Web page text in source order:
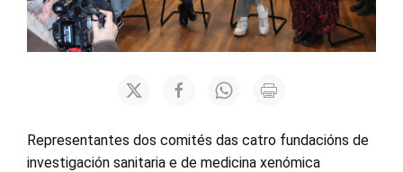
Representantes dos comités das catro fundacións de
investigación sanitaria e de medicina xenómica